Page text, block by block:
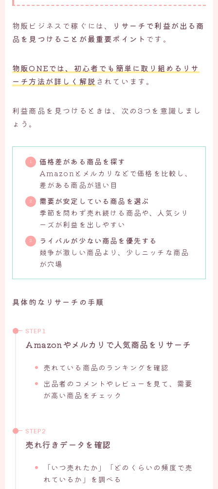
物販ビジネスで稼ぐには、
リサーチで利益が出る商
品を見つけることが最重要ポイント です。
物販ONEでは、 初心者でも簡単に取り組めるリサ
ーチ方法が詳しく解説 されています。
利益商品を見つけるときは、次の3つを意識しまし
ょう。
価格差がある商品を探す
Amazonとメルカリなどで価格を比較し、
差がある商品が狙い目
需要が安定している商品を選ぶ
季節を問わず売れ続ける商品や、人気シリ
ーズが利益を出しやすい
ライバルが少ない商品を優先する
競争が激しい商品より、少しニッチな商品
が穴場
具体的なリサーチの手順
Amazonやメルカリで人気商品をリサーチ
売れている商品のランキングを確認
出品者のコメントやレビューを見て、需要
が高い商品をチェック
売れ行きデータを確認
「いつ売れたか」「どのくらいの頻度で売
れているか」を調べる